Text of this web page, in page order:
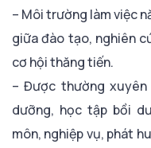
– Môi trường làm việc
giữa đào tạo, nghiên
cơ hội thăng tiến.
– Được thường
dưỡng, học tập bồi
môn, nghiệp vụ, phát